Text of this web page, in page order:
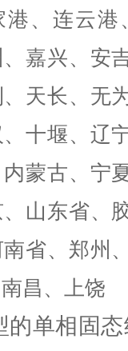
港、连云
嘉兴、安
天长、无
十堰、辽
蒙古、宁
、山东省、
省、郑州
昌、上饶
的单相固